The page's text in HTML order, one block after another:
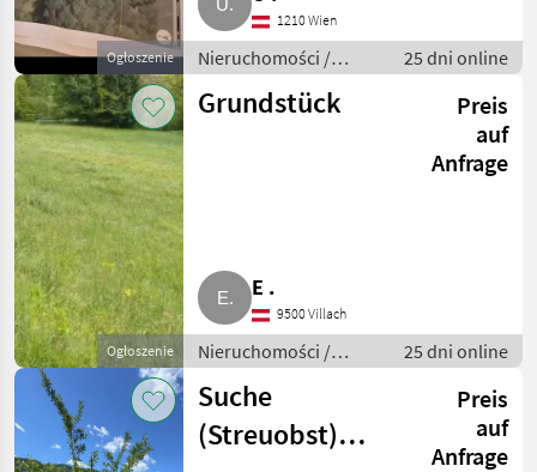
Ogłoszenie
1210 Wien
Nieruchomości /
Działki
25 dni online
Ogłoszenie
Grundstück
Preis
auf
Anfrage
E .
9500 Villach
Nieruchomości /
Działki
25 dni online
Suche
(Streuobst)
Preis
auf
Anfrage